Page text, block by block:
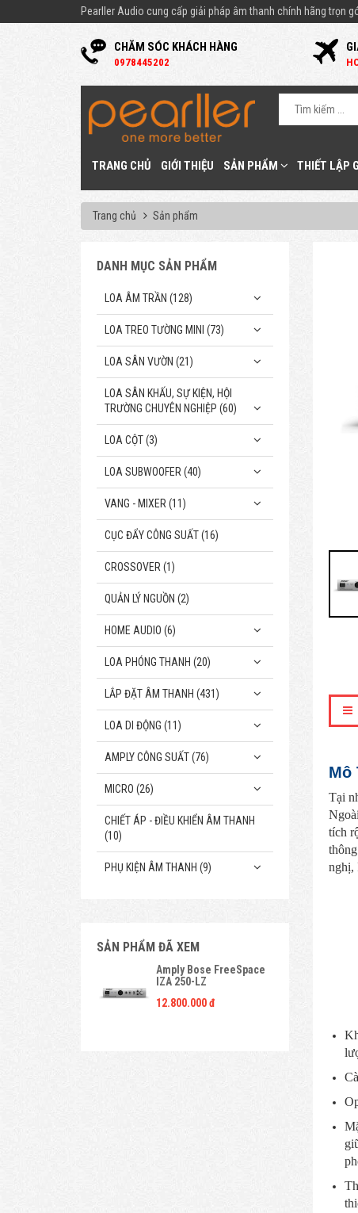
Pearller Audio cung cấp giải pháp âm thanh chính hãng trọn
CHĂM SÓC KHÁCH HÀNG
0978445202
TRANG CHỦ GIỚI THIỆU SẢN PHẨM THIẾT LẬP
Trang chủ Sản phẩm
Mô
Tại
tích
nghị,
DANH MỤC SẢN PHẨM
LOA ÂM TRẦN (128)
LOA TREO TƯỜNG MINI (73)
LOA SÂN VƯỜN (21)
LOA SÂN KHẤU, SỰ KIỆN, HỘI
TRƯỜNG CHUYÊN NGHIỆP (60)
LOA CỘT (3)
LOA SUBWOOFER (40)
VANG - MIXER (11)
CỤC ĐẨY CÔNG SUẤT (16)
CROSSOVER (1)
QUẢN LÝ NGUỒN (2)
HOME AUDIO (6)
LOA PHÓNG THANH (20)
LẮP ĐẶT ÂM THANH (431)
LOA DI ĐỘNG (11)
AMPLY CÔNG SUẤT (76)
MICRO (26)
CHIẾT ÁP - ĐIỀU KHIỂN ÂM THANH
(10)
PHỤ KIỆN ÂM THANH (9)
SẢN PHẨM ĐÃ XEM
Amply Bose FreeSpace
IZA 250-LZ
12.800.000 đ